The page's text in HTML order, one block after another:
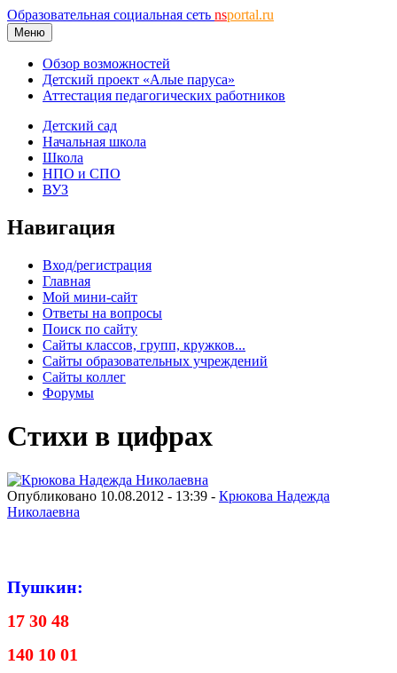
Образовательная социальная сеть nsportal.ru
Меню
Обзор возможностей
Детский проект «Алые паруса»
Аттестация педагогических работников
Детский сад
Начальная школа
Школа
НПО и СПО
ВУЗ
Навигация
Вход/регистрация
Главная
Мой мини-сайт
Ответы на вопросы
Поиск по сайту
Сайты классов, групп, кружков...
Сайты образовательных учреждений
Сайты коллег
Форумы
Стихи в цифрах
Опубликовано 10.08.2012 - 13:39 - Крюкова Надежда
Николаевна
Пушкин:
17 30 48
140 10 01